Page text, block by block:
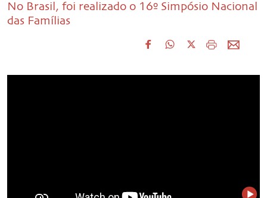
No Brasil, foi realizado o 16º Simpósio Nacional
das Famílias